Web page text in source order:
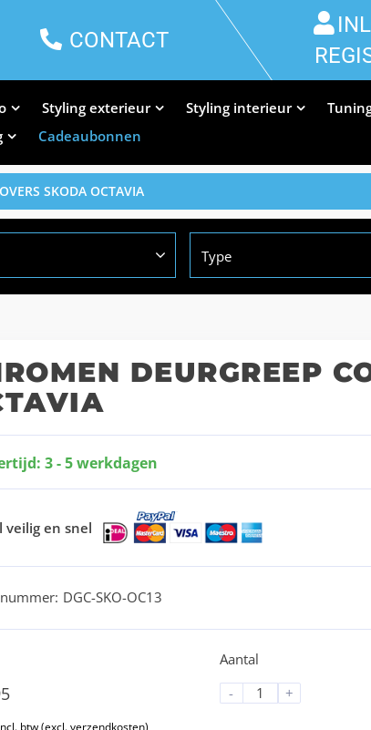
CONTACT
Styling exterieur Styling interieur
Cadeaubonnen
SKODA OCTAVIA
Type
DEURGREEP
3 - 5 werkdagen
veilig en snel
DGC-SKO-OC13
Aantal
-
+